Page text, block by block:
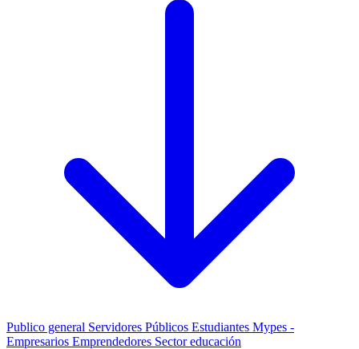
Publico general Servidores Públicos Estudiantes Mypes -
Empresarios Emprendedores Sector educación